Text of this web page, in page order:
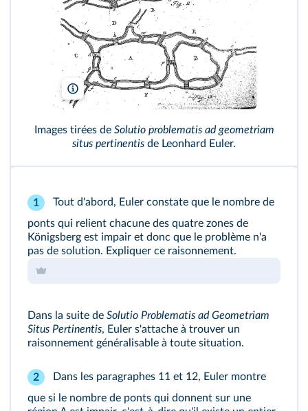
Images tirées de Solutio problematis ad geometriam
situs pertinentis de Leonhard Euler.
1
Tout d'abord, Euler constate que le nombre de
ponts qui relient chacune des quatre zones de
Königsberg est impair et donc que le problème n'a
pas de solution. Expliquer ce raisonnement.
Dans la suite de Solutio Problematis ad Geometriam
Situs Pertinentis, Euler s'attache à trouver un
raisonnement généralisable à toute situation.
2
Dans les paragraphes 11 et 12, Euler montre
que si le nombre de ponts qui donnent sur une